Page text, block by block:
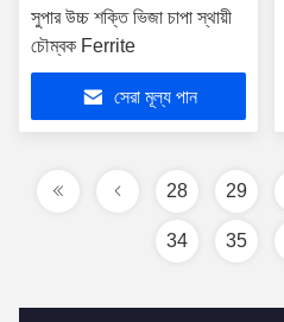
সুপার উচ্চ শক্তি ভিজা চাপা স্থায়ী
চৌম্বক Ferrite
সেরা মূল্য পান
28 29
34 35